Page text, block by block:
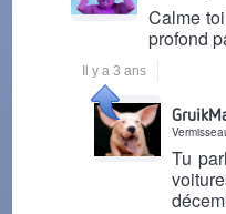
Calme
profond
Il y a 3 ans
Tu